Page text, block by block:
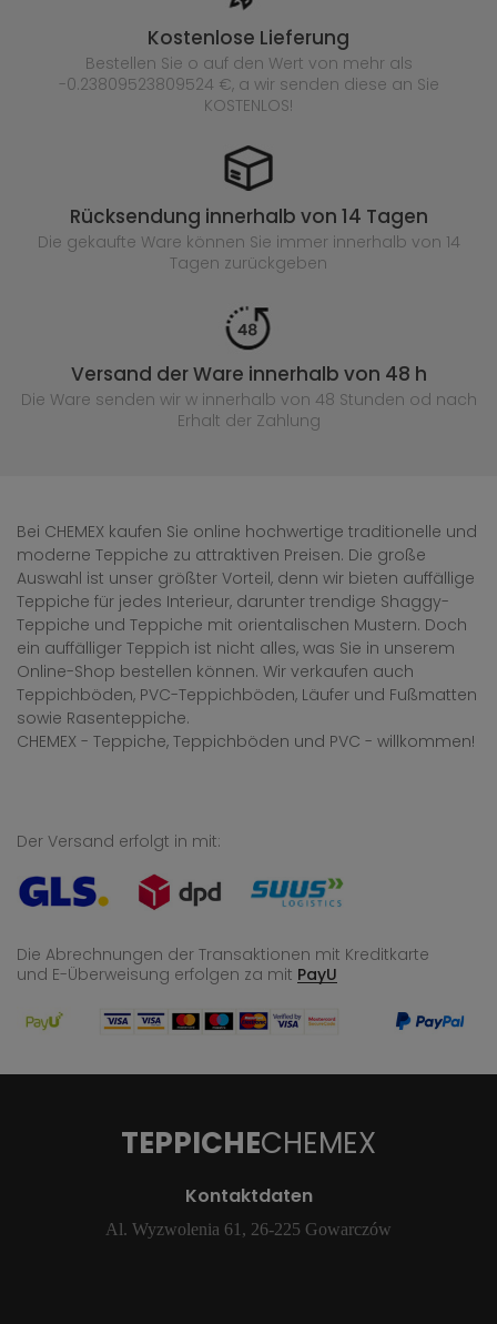
Kostenlose Lieferung
Bestellen Sie o auf den Wert von mehr als
-0.23809523809524 €, a wir senden diese an Sie
KOSTENLOS!
Rücksendung innerhalb von 14 Tagen
Die gekaufte Ware können Sie immer innerhalb von 14
Tagen zurückgeben
Versand der Ware innerhalb von 48 h
Die Ware senden wir w innerhalb von 48 Stunden od nach
Erhalt der Zahlung
Bei CHEMEX kaufen Sie online hochwertige traditionelle und
moderne Teppiche zu attraktiven Preisen. Die große
Auswahl ist unser größter Vorteil, denn wir bieten auffällige
Teppiche für jedes Interieur, darunter trendige Shaggy-
Teppiche und Teppiche mit orientalischen Mustern. Doch
ein auffälliger Teppich ist nicht alles, was Sie in unserem
Online-Shop bestellen können. Wir verkaufen auch
Teppichböden, PVC-Teppichböden, Läufer und Fußmatten
sowie Rasenteppiche.
CHEMEX - Teppiche, Teppichböden und PVC - willkommen!
Der Versand erfolgt in mit:
Die Abrechnungen der Transaktionen mit Kreditkarte
und E-Überweisung erfolgen za mit PayU
TEPPICHECHEMEX
Kontaktdaten
Al. Wyzwolenia 61, 26-225 Gowarczów